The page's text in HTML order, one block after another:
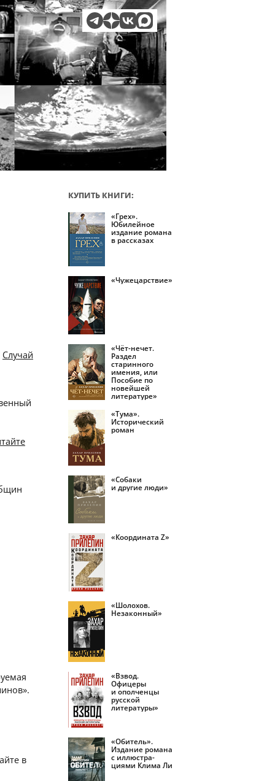
Случай
в
КУПИТЬ КНИГИ:
«Грех».
Юбилейное
издание романа
в рассказах
«Чужецарствие»
«Чёт-нечет.
Раздел
старинного
имения, или
Пособие по
новейшей
литературе»
«Тума».
Исторический
роман
«Собаки
и другие люди»
«Координата Z»
«Шолохов.
Незаконный»
«Взвод.
Офицеры
и ополченцы
русской
литературы»
«Обитель».
Издание романа
с иллюстра­
циями Клима Ли